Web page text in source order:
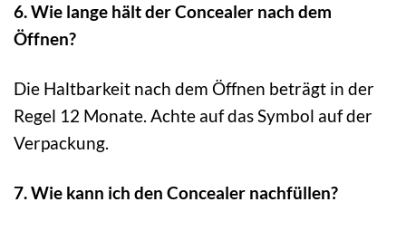
6. Wie lange hält der Concealer nach dem
Öffnen?
Die Haltbarkeit nach dem Öffnen beträgt in der
Regel 12 Monate. Achte auf das Symbol auf der
Verpackung.
7. Wie kann ich den Concealer nachfüllen?